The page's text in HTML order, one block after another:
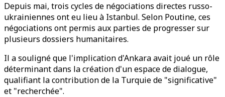
Depuis mai, trois cycles de négociations directes russo-
ukrainiennes ont eu lieu à Istanbul. Selon Poutine, ces
négociations ont permis aux parties de progresser sur
plusieurs dossiers humanitaires.
Il a souligné que l'implication d'Ankara avait joué un rôle
déterminant dans la création d'un espace de dialogue,
qualifiant la contribution de la Turquie de "significative"
et "recherchée".